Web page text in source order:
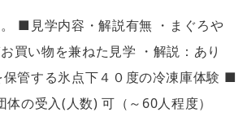
■見学内容・解説有無 ・まぐろや
買い物を兼ねた見学 ・解説：あり
管する氷点下４０度の冷凍庫体験 ■
の受入(人数) 可（～60人程度）